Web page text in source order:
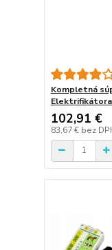
Kompletná
102,91 €
83,67 € bez